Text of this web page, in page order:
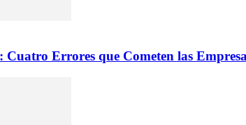
Cuatro Errores que Cometen las